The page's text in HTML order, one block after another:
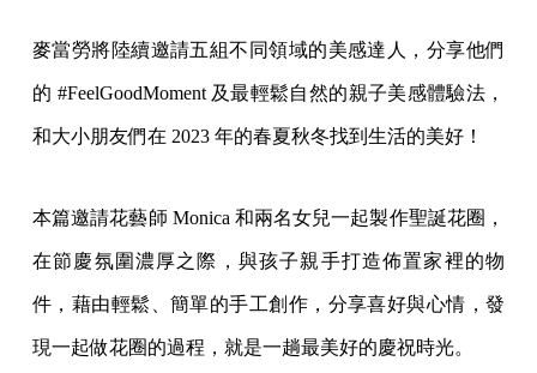
麥當勞將陸續邀請五組不同領域的美感達人，分享他們
的 #FeelGoodMoment 及最輕鬆自然的親子美感體驗法，
和大小朋友們在 2023 年的春夏秋冬找到生活的美好！
本篇邀請花藝師 Monica 和兩名女兒一起製作聖誕花圈，
在節慶氛圍濃厚之際，與孩子親手打造佈置家裡的物
件，藉由輕鬆、簡單的手工創作，分享喜好與心情，發
現一起做花圈的過程，就是一趟最美好的慶祝時光。